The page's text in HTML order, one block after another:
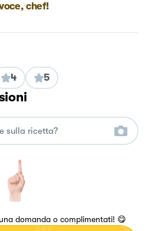
chef!
4 5
domanda o complimentati! 😋